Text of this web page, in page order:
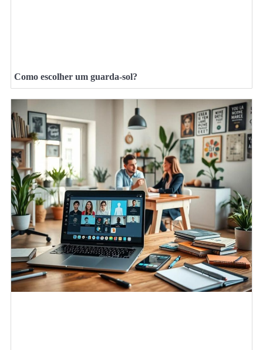
Como escolher um guarda-sol?